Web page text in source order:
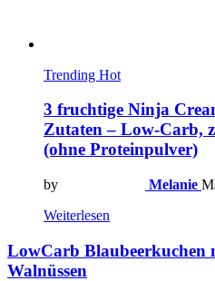
Trending Hot
3 fruchtige Ninja
Zutaten – Low-Carb,
(ohne Proteinpulver)
by Melanie
Weiterlesen
LowCarb Blaubeerkuchen
Walnüssen